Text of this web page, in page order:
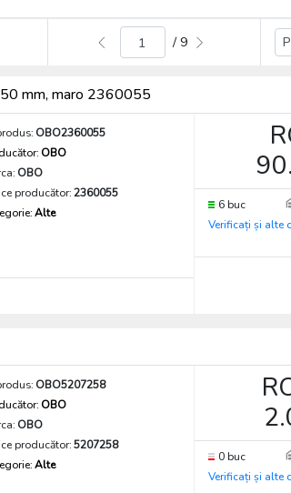
/ 9
mm, maro 2360055
OBO2360055
OBO
OBO
producător: 2360055
Alte
6 buc
Verificați și alte
OBO5207258
OBO
OBO
producător: 5207258
Alte
0 buc
Verificați și alte